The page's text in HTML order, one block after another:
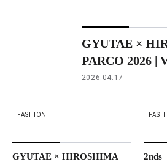
GYUTAE ×
PARCO 2026 |
2026.04.17
FASHION
GYUTAE × HIROSHIMA
2nds